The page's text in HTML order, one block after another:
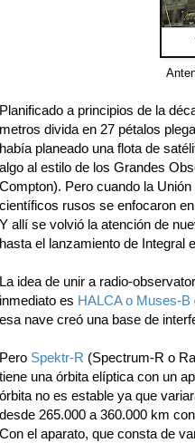
Planificado a principios de la
metros divida en 27 pétalos
había planeado una flota de
algo al estilo de los Grandes
Compton). Pero cuando la
científicos rusos se enfocaron
Y allí se volvió la atención de
hasta el lanzamiento de Integral
La idea de unir a radio-
inmediato es HALCA o Muses-B
esa nave creó una base de
Pero Spektr-R (Spectrum-R o
tiene una órbita elíptica con un
órbita no es estable ya que
desde 265.000 a 360.000 km
Con el aparato, que consta de